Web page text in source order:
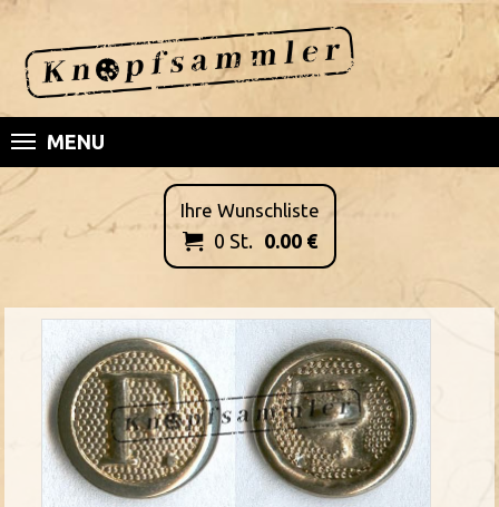
MENU
Ihre Wunschliste
 0 St. 0.00€